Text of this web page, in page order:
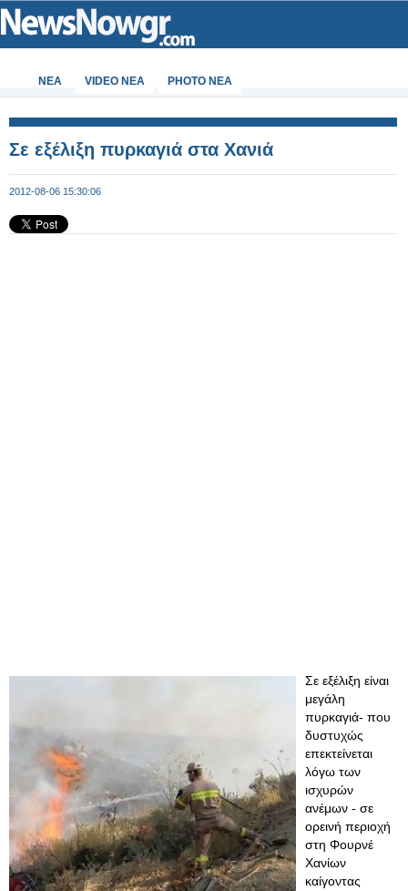
ΝΕΑ VIDEO NEA PHOTO NEA
Σε εξέλιξη πυρκαγιά στα Χανιά
2012-08-06 15:30:06
Σε εξέλιξη είναι
μεγάλη
πυρκαγιά- που
δυστυχώς
επεκτείνεται
λόγω των
ισχυρών
ανέμων - σε
ορεινή περιοχή
στη Φουρνέ
Χανίων
καίγοντας